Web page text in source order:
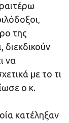
της
διεκδικούν
να
με το τι
ο κ.
κατέληξαν